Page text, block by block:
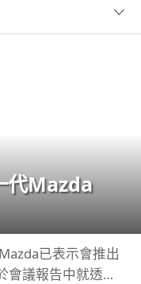
代Mazda
已表示會推出
會議報告中就透露